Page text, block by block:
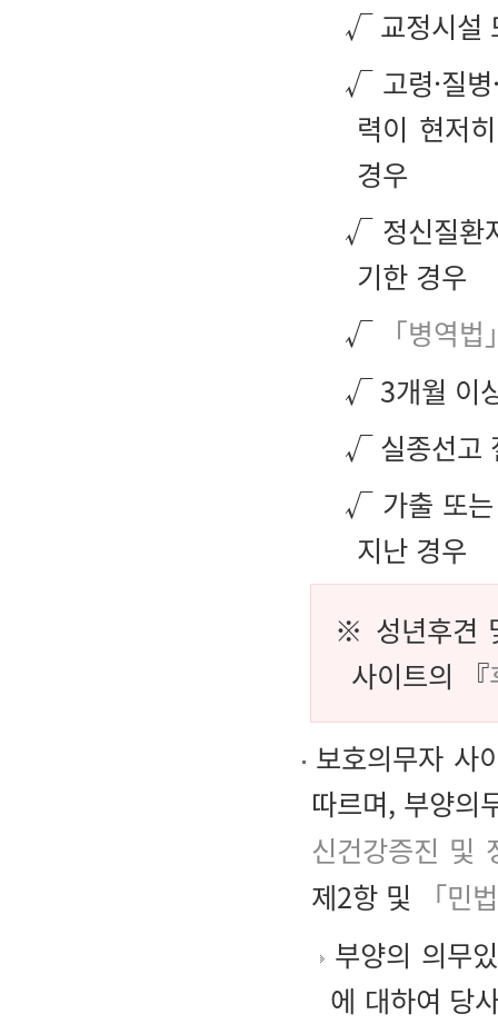
√ 교정시설
√ 고령·질병
력이 현저
경우
√ 정신질환
기한 경우
√ 「병역법
√ 3개월 이
√ 실종선고
√ 가출 또는
지난 경우
※ 성년후견
사이트의 『
보호의무자 사
따르며, 부양의
신건강증진 및
제2항 및
「민
부양의 의무
에 대하여 당